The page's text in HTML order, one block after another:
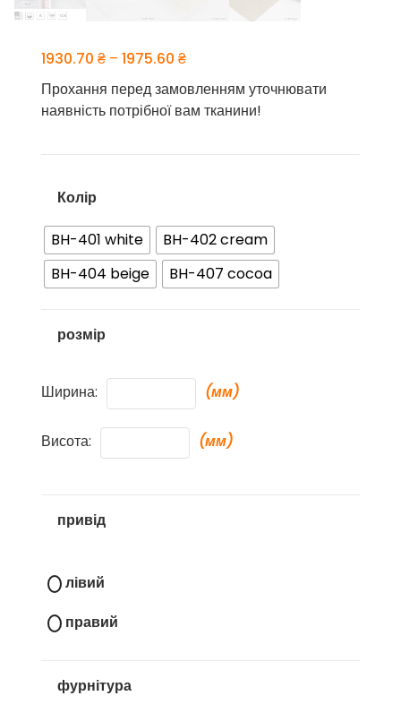
1930.70 ₴ – 1975.60 ₴Price
1930.70 ₴
through
Прохання перед замовленням уточнювати
наявність потрібної вам тканини!
Колір
BH-401 white
BH-402 cream
BH-404 beige
BH-407 cocoa
розмір
Ширина: (мм)
Висота: (мм)
привід
лівий
правий
фурнітура